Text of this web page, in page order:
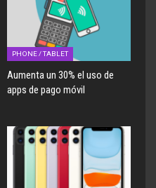
PHONE / TABLET
Aumenta un 30% el uso de
apps de pago móvil